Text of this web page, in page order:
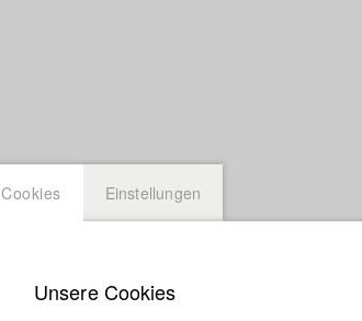
Cookies Einstellungen
Unsere Cookies